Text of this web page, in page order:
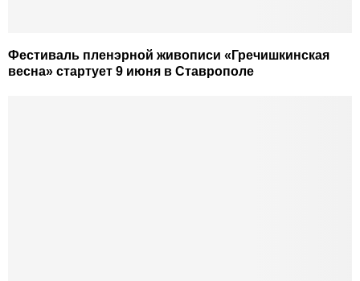
Фестиваль пленэрной живописи «Гречишкинская
весна» стартует 9 июня в Ставрополе